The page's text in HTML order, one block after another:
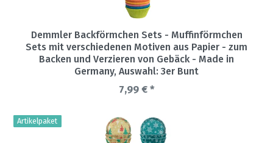
Demmler Backförmchen Sets - Muffinförmchen
Sets mit verschiedenen Motiven aus Papier - zum
Backen und Verzieren von Gebäck - Made in
Germany, Auswahl: 3er Bunt
7,99 € *
Artikelpaket